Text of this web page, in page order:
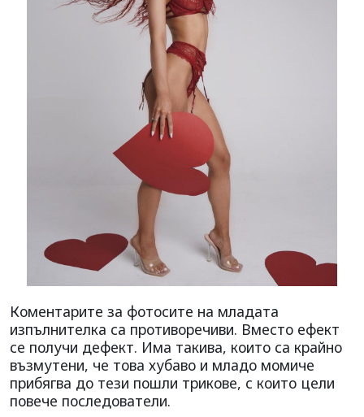
Коментарите за фотосите на младата
изпълнителка са противоречиви. Вместо ефект
се получи дефект. Има такива, които са крайно
възмутени, че това хубаво и младо момиче
прибягва до тези пошли трикове, с които цели
повече последователи.